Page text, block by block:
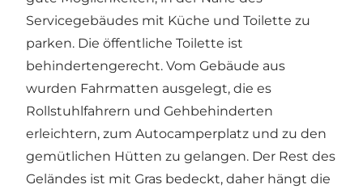
Servicegebäudes mit Küche und Toilette zu
parken. Die öffentliche Toilette ist
behindertengerecht. Vom Gebäude aus
wurden Fahrmatten ausgelegt, die es
Rollstuhlfahrern und Gehbehinderten
erleichtern, zum Autocamperplatz und zu den
gemütlichen Hütten zu gelangen. Der Rest des
Geländes ist mit Gras bedeckt, daher hängt die